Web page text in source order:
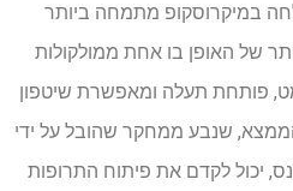
במיקרוסקופ מתמחה ביותר
של האופן בו אחת ממולקולות
פותחת תעלה ומאפשרת שיטפון
שנבע ממחקר שהובל על ידי
יכול לקדם את פיתוח התרופות